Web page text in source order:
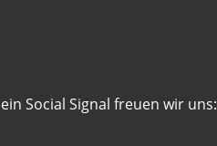
Social Signal freuen wir uns: